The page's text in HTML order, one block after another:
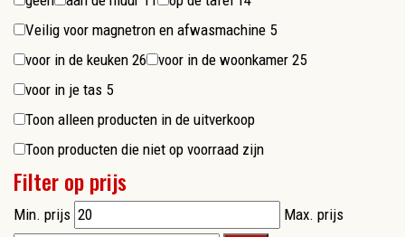
Veilig voor magnetron en afwasmachine 5
voor in de keuken 26 voor in de woonkamer 25
voor in je tas 5
Toon alleen producten in de uitverkoop
Toon producten die niet op voorraad zijn
Filter op prijs
Min. prijs
Max. prijs